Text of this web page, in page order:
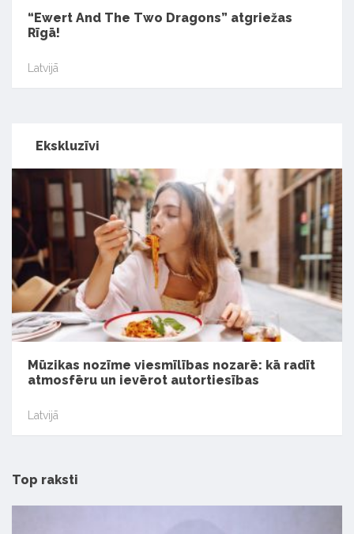
“Ewert And The Two Dragons” atgriežas
Rīgā!
Latvijā
Ekskluzīvi
Mūzikas nozīme viesmīlības nozarē: kā radīt
atmosfēru un ievērot autortiesības
Latvijā
Top raksti